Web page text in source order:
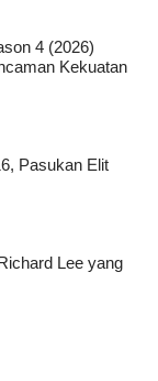
4 (2026)
Kekuatan
Pasukan Elit
Lee yang